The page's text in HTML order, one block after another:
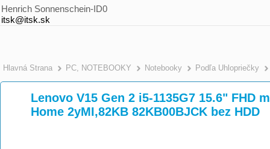
Henrich Sonnenschein-ID0
itsk@itsk.sk
Hlavná Strana PC, NOTEBOOKY Notebooky Podľa Uhlopriečky
Lenovo V15 Gen 2 i5-1135G7 15.6" FHD
Home 2yMI,82KB 82KB00BJCK bez HDD